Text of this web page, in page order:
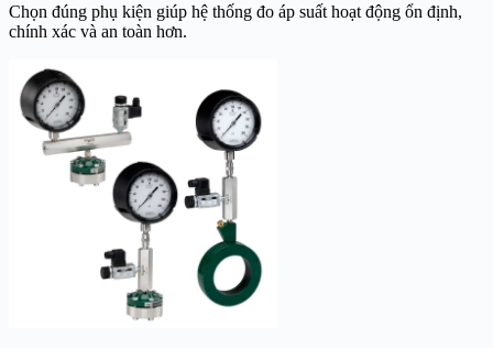
Chọn đúng phụ kiện giúp hệ thống đo áp suất hoạt động ổn định,
chính xác và an toàn hơn.